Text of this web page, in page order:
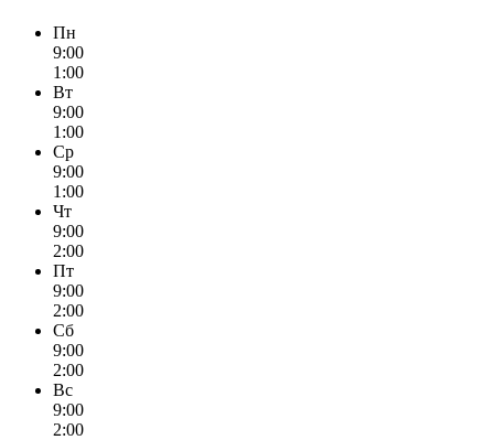
Пн
9:00
1:00
Вт
9:00
1:00
Ср
9:00
1:00
Чт
9:00
2:00
Пт
9:00
2:00
Сб
9:00
2:00
Вс
9:00
2:00